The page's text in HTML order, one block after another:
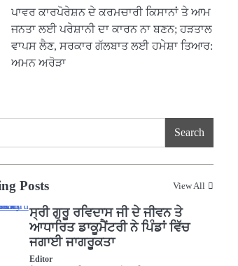
ਪਾਵਰ ਕਾਰਪੋਰੇਸ਼ਨ ਦੇ ਕਰਮਚਾਰੀ ਕਿਸਾਨਾਂ ਤੇ ਆਮ
ਜਨਤਾ ਲਈ ਪਰੇਸ਼ਾਨੀ ਦਾ ਕਾਰਨ ਨਾ ਬਣਨ; ਹੜਤਾਲ
ਵਾਪਸ ਲੈਣ, ਸਰਕਾਰ ਗੱਲਬਾਤ ਲਈ ਹਮੇਸ਼ਾ ਤਿਆਰ:
ਅਮਨ ਅਰੋੜਾ
Search
Posts View All
ਸ੍ਰੀ ਗੁਰੂ ਰਵਿਦਾਸ ਜੀ ਦੇ ਜੀਵਨ ਤੇ
ਆਧਾਰਿਤ ਡਾਕੂਮੈਂਟਰੀ ਨੇ ਪਿੰਡਾਂ ਵਿੱਚ
ਜਗਾਈ ਜਾਗਰੂਕਤਾ
Editor